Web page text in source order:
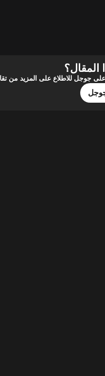
المقال؟
للاطلاع على المزيد من